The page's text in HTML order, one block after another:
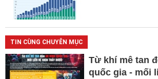
TIN CÙNG CHUYÊN MỤC
Từ khí mê tan
quốc gia - mối